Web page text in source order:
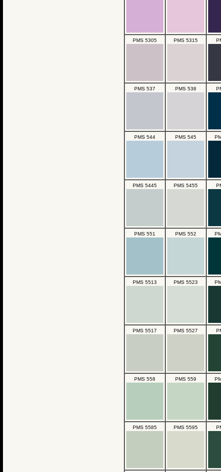
PMS 5305 PMS 5315
PMS 537 PMS 538
PMS 544 PMS 545
PMS 5445 PMS 5455
PMS 551 PMS 552
PMS 5513 PMS 5523
PMS 5517 PMS 5527
PMS 558 PMS 559
PMS 5585 PMS 5595